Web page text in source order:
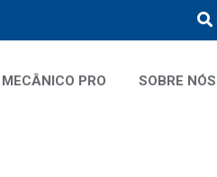
MECÂNICO PRO SOBRE NÓS